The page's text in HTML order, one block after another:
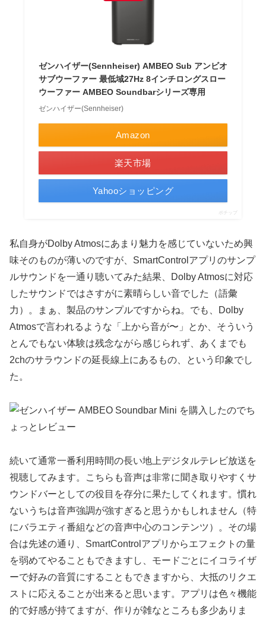
ゼンハイザー(Sennheiser) AMBEO Sub アンビオ
サブウーファー 最低域27Hz 8インチロングスロー
ウーファー AMBEO Soundbarシリーズ専用
ゼンハイザー(Sennheiser)
Amazon
楽天市場
Yahooショッピング
ポチップ
私自身がDolby Atmosにあまり魅力を感じていないため興
味そのものが薄いのですが、SmartControlアプリのサンプ
ルサウンドを一通り聴いてみた結果、Dolby Atmosに対応
したサウンドではさすがに素晴らしい音でした（語彙
力）。まぁ、製品のサンプルですからね。でも、Dolby
Atmosで言われるような「上から音が〜」とか、そういう
とんでもない体験は残念ながら感じられず、あくまでも
2chのサラウンドの延長線上にあるもの、という印象でし
た。
続いて通常一番利用時間の長い地上デジタルテレビ放送を
視聴してみます。こちらも音声は非常に聞き取りやすくサ
ウンドバーとしての役目を存分に果たしてくれます。慣れ
ないうちは音声強調が強すぎると思うかもしれません（特
にバラエティ番組などの音声中心のコンテンツ）。その場
合は先述の通り、SmartControlアプリからエフェクトの量
を弱めてやることもできますし、モードごとにイコライザ
ーで好みの音質にすることもできますから、大抵のリクエ
ストに応えることが出来ると思います。アプリは色々機能
的で好感が持てますが、作りが雑なところも多少ありま